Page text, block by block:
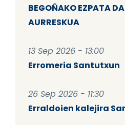
BEGOÑAKO EZPATA
AURRESKUA
13 Sep 2026 - 13:00
Erromeria Santutxun
26 Sep 2026 - 11:30
Erraldoien kalejira